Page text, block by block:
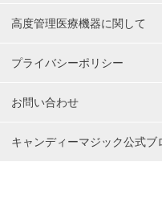
高度管理医療機器に関して
プライバシーポリシー
お問い合わせ
キャンディーマジック公式ブ